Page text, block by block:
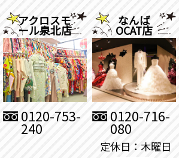
アクロスモ
ール泉北店
0120-753-
240
なんば
OCAT店
0120-716-
080
定休日：木曜日